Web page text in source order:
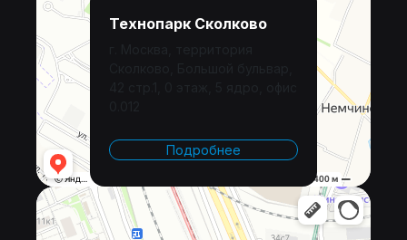
Технопарк Сколково
Подробнее